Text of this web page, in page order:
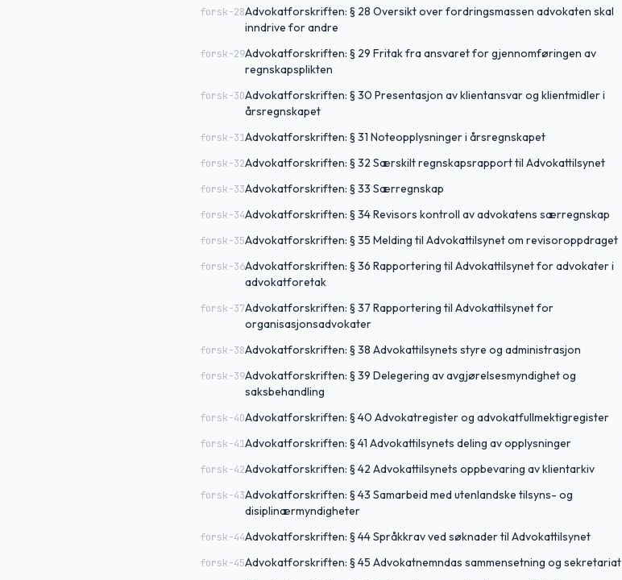
forsk-28Advokatforskriften: § 28 Oversikt over fordringsmassen advokaten skal
inndrive for andre
forsk-29Advokatforskriften: § 29 Fritak fra ansvaret for gjennomføringen av
regnskapsplikten
forsk-30Advokatforskriften: § 30 Presentasjon av klientansvar og klientmidler i
årsregnskapet
forsk-31Advokatforskriften: § 31 Noteopplysninger i årsregnskapet
forsk-32Advokatforskriften: § 32 Særskilt regnskapsrapport til Advokattilsynet
forsk-33Advokatforskriften: § 33 Særregnskap
forsk-34Advokatforskriften: § 34 Revisors kontroll av advokatens særregnskap
forsk-35Advokatforskriften: § 35 Melding til Advokattilsynet om revisoroppdraget
forsk-36Advokatforskriften: § 36 Rapportering til Advokattilsynet for advokater i
advokatforetak
forsk-37Advokatforskriften: § 37 Rapportering til Advokattilsynet for
organisasjonsadvokater
forsk-38Advokatforskriften: § 38 Advokattilsynets styre og administrasjon
forsk-39Advokatforskriften: § 39 Delegering av avgjørelsesmyndighet og
saksbehandling
forsk-40Advokatforskriften: § 40 Advokatregister og advokatfullmektigregister
forsk-41Advokatforskriften: § 41 Advokattilsynets deling av opplysninger
forsk-42Advokatforskriften: § 42 Advokattilsynets oppbevaring av klientarkiv
forsk-43Advokatforskriften: § 43 Samarbeid med utenlandske tilsyns- og
disiplinærmyndigheter
forsk-44Advokatforskriften: § 44 Språkkrav ved søknader til Advokattilsynet
forsk-45Advokatforskriften: § 45 Advokatnemndas sammensetning og sekretariat